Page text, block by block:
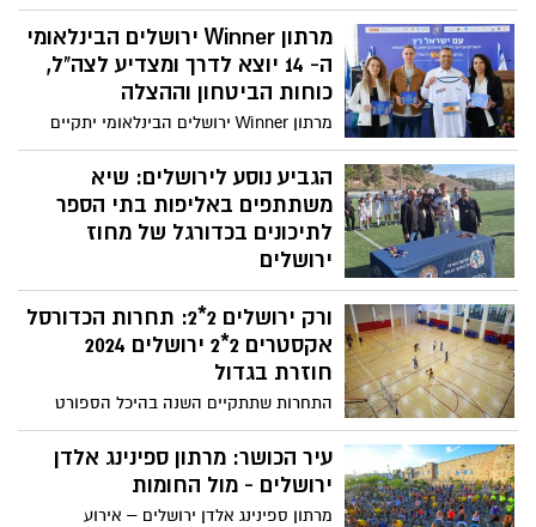
אליו מדי שנה אלפי רצים – חובבנים
ומקצועיים כאחד
מרתון Winner ירושלים הבינלאומי
ה- 14 יוצא לדרך ומצדיע לצה"ל,
כוחות הביטחון וההצלה
מרתון Winner ירושלים הבינלאומי יתקיים
השנה ב-4 באפריל והנחות מיוחדות יוענקו
למשתתפים מקרב כוחות הביטחון, אנשי
המילואים, בני ובנות הזוג. משה ליאון, ראש
העיר ירושלים: "במרתון נציין יחד את
העוצמה, האחדות, הרוח הירושלמית והתקווה
שמאפיינות את עם ישראל"
הגביע נוסע לירושלים: שיא
משתתפים באליפות בתי הספר
לתיכונים בכדורגל של מחוז
ירושלים
לאחר שנה של הפסקה בעקבות המלחמה,
אליפות בתי הספר התיכוניים בכדורגל חזרה
ובגדול: בגמר שהתקיים באצטדיון חומת
ורק ירושלים 2*2: תחרות הכדורסל
אקסטרים 2*2 ירושלים 2024
חוזרת בגדול
התחרות שתתקיים השנה בהיכל הספורט
ימק"א תחזיר לירושלים את המשחק החדשני
שהומצא בעיר המשחק משלב 4 תחרויות
שונות בעצימות גבוהה במיוחד במשך כשעה
עיר הכושר: מרתון ספינינג אלדן
ירושלים - מול החומות
מרתון ספינינג אלדן ירושלים – אירוע